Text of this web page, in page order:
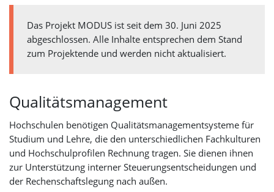
Das Projekt MODUS ist seit dem 30. Juni 2025
abgeschlossen. Alle Inhalte entsprechen dem Stand
zum Projektende und werden nicht aktualisiert.
Qualitätsmanagement
Hochschulen benötigen Qualitätsmanagementsysteme für
Studium und Lehre, die den unterschiedlichen Fachkulturen
und Hochschulprofilen Rechnung tragen. Sie dienen ihnen
zur Unterstützung interner Steuerungsentscheidungen und
der Rechenschaftslegung nach außen.